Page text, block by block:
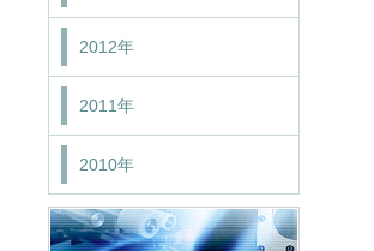
2012年
2011年
2010年